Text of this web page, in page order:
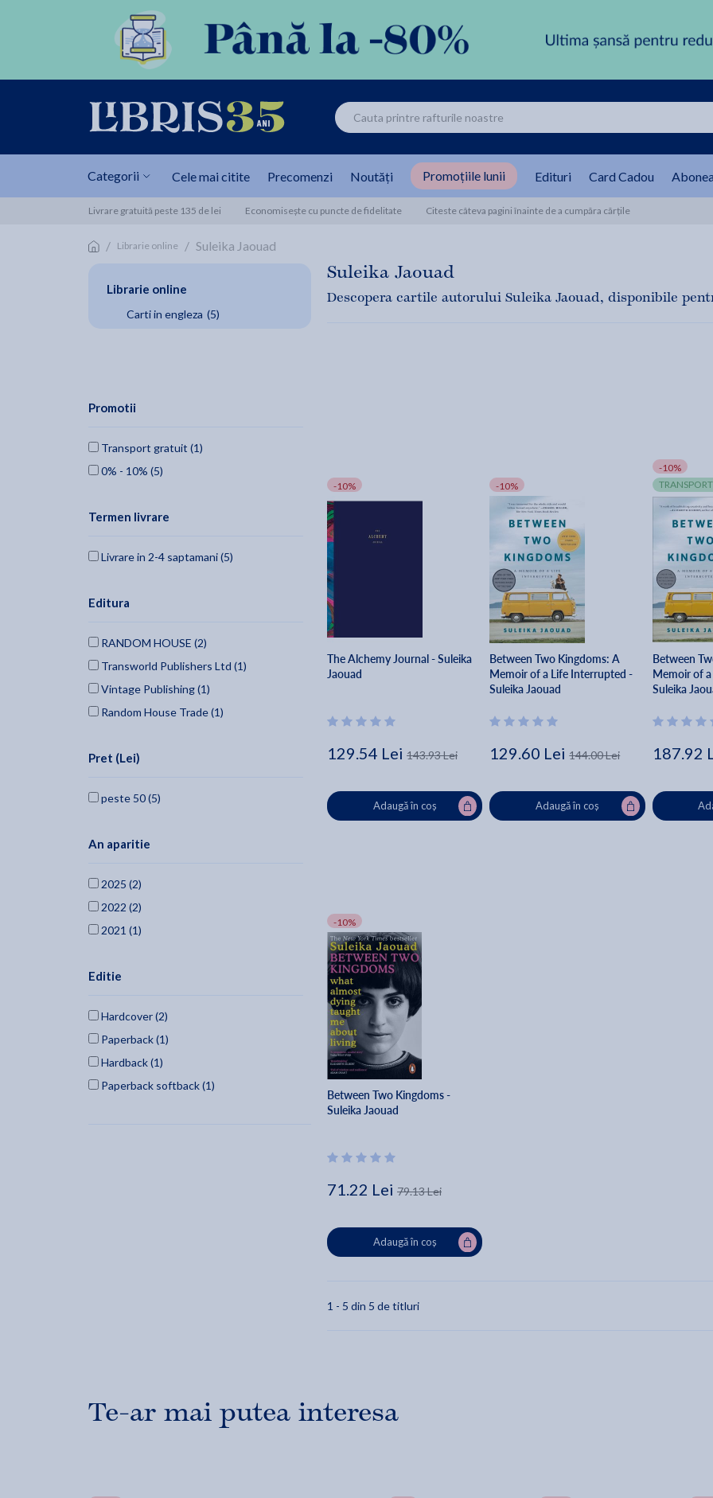
Categorii Cele mai citite Precomenzi Noutăți Promoțiile lunii Edituri Card Cadou
Livrare gratuită peste 135 de lei Economisește cu puncte de fidelitate Citeste câteva pagini înainte de a cumpăra cărțile
/ Librarie online / Suleika Jaouad
Librarie online
Carti in engleza (5)
Promotii
Transport gratuit (1)
0% - 10% (5)
Termen livrare
Livrare in 2-4 saptamani (5)
Editura
RANDOM HOUSE (2)
Transworld Publishers Ltd (1)
Vintage Publishing (1)
Random House Trade (1)
Pret (Lei)
peste 50 (5)
An aparitie
2025 (2)
2022 (2)
2021 (1)
Editie
Hardcover (2)
Paperback (1)
Hardback (1)
Paperback softback (1)
Suleika Jaouad
Descopera cartile autorului Suleika Jaouad, disponibile
-10%
The Alchemy Journal - Suleika
Jaouad
129.54 Lei 143.93 Lei
Adaugă în coș
-10%
Between Two Kingdoms: A
Memoir of a Life Interrupted -
Suleika Jaouad
129.60 Lei 144.00 Lei
Adaugă în coș
-10%
Between
Memoir of
Suleika
187.92
-10%
Between Two Kingdoms -
Suleika Jaouad
71.22 Lei 79.13 Lei
Adaugă în coș
1 - 5 din 5 de titluri
Te-ar mai putea interesa